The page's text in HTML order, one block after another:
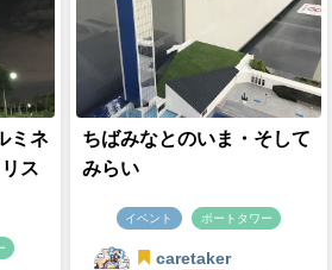
ミネ
ス
ちばみなとのいま・そして
みらい
イベント ポートタワー
caretaker